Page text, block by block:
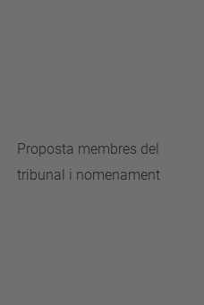
Proposta membres del
tribunal i nomenament